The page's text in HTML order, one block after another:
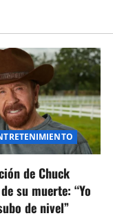
de Chuck
su muerte: “Yo
de nivel”